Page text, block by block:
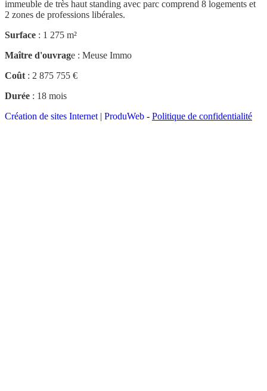
immeuble de très haut standing avec parc comprend 8 logements et
2 zones de professions libérales.
Surface : 1 275 m²
Maître d'ouvrage : Meuse Immo
Coût : 2 875 755 €
Durée : 18 mois
Création de sites Internet | ProduWeb - Politique de confidentialité